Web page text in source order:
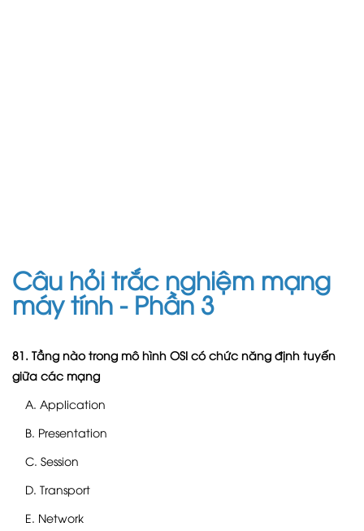
Câu hỏi trắc nghiệm mạng
máy tính - Phần 3
81. Tầng nào trong mô hình OSI có chức năng định tuyến
giữa các mạng
A. Application
B. Presentation
C. Session
D. Transport
E. Network